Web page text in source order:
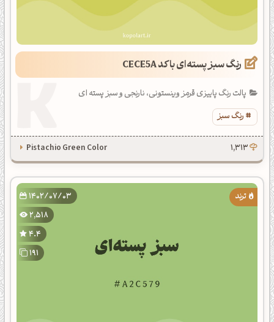
رنگ سبز پسته‌ای با کد CECE5A
پالت رنگ پاییزی قرمز وینستونی، نارنجی و سبز پسته ای
رنگ سبز
1,313
Pistachio Green Color
1402/07/03
2,518
4.4
191